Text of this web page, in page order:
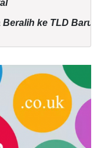
ke TLD Baru!